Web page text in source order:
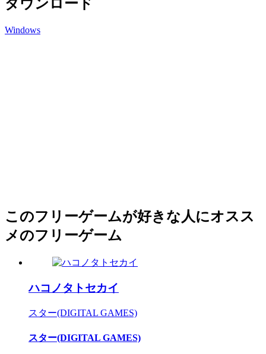
ダウンロード
Windows
このフリーゲームが好きな人にオスス
メのフリーゲーム
ハコノタトセカイ
スター(DIGITAL GAMES)
スター(DIGITAL GAMES)